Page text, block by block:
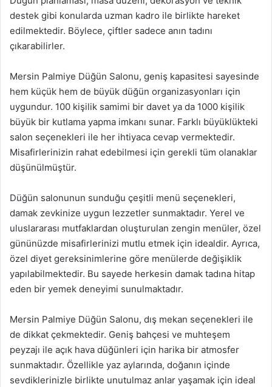
destek gibi konularda uzman kadro ile birlikte hareket
edilmektedir. Böylece, çiftler sadece anın tadını
çıkarabilirler.
Mersin Palmiye Düğün Salonu, geniş kapasitesi sayesinde
hem küçük hem de büyük düğün organizasyonları için
uygundur. 100 kişilik samimi bir davet ya da 1000 kişilik
büyük bir kutlama yapma imkanı sunar. Farklı büyüklükteki
salon seçenekleri ile her ihtiyaca cevap vermektedir.
Misafirlerinizin rahat edebilmesi için gerekli tüm olanaklar
düşünülmüştür.
Düğün salonunun sunduğu çeşitli menü seçenekleri,
damak zevkinize uygun lezzetler sunmaktadır. Yerel ve
uluslararası mutfaklardan oluşturulan zengin menüler, özel
gününüzde misafirlerinizi mutlu etmek için idealdir. Ayrıca,
özel diyet gereksinimlerine göre menülerde değişiklik
yapılabilmektedir. Bu sayede herkesin damak tadına hitap
eden bir yemek deneyimi sunulmaktadır.
Mersin Palmiye Düğün Salonu, dış mekan seçenekleri ile
de dikkat çekmektedir. Geniş bahçesi ve muhteşem
peyzajı ile açık hava düğünleri için harika bir atmosfer
sunmaktadır. Özellikle yaz aylarında, doğanın içinde
sevdiklerinizle birlikte unutulmaz anlar yaşamak için ideal